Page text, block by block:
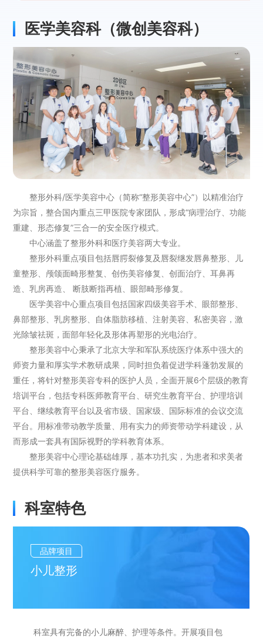
医学美容科（微创美容科）
整形外科/医学美容中心（简称“整形美容中心”）以精准治疗
为宗旨，整合国内重点三甲医院专家团队，形成“病理治疗、功能
重建、形态修复”三合一的安全医疗模式。
中心涵盖了整形外科和医疗美容两大专业。
整形外科重点项目包括唇腭裂修复及唇裂继发唇鼻整形、儿
童整形、颅颌面畸形整复、创伤美容修复、创面治疗、耳鼻再
造、乳房再造、 断肢断指再植、眼部畸形修复。
医学美容中心重点项目包括国家四级美容手术、眼部整形、
鼻部整形、乳房整形、自体脂肪移植、注射美容、私密美容，激
光除皱祛斑，面部年轻化及形体再塑形的光电治疗。
整形美容中心秉承了北京大学和军队系统医疗体系中强大的
师资力量和厚实学术教研成果，同时担负着促进学科蓬勃发展的
重任，将针对整形美容专科的医护人员，全面开展6个层级的教育
培训平台，包括专科医师教育平台、研究生教育平台、护理培训
平台、继续教育平台以及省市级、国家级、国际标准的会议交流
平台。用标准带动教学质量、用有实力的师资带动学科建设，从
而形成一套具有国际视野的学科教育体系。
整形美容中心理论基础雄厚，基本功扎实，为患者和求美者
提供科学可靠的整形美容医疗服务。
科室特色
品牌项目
小儿整形
科室具有完备的小儿麻醉、护理等条件。开展项目包